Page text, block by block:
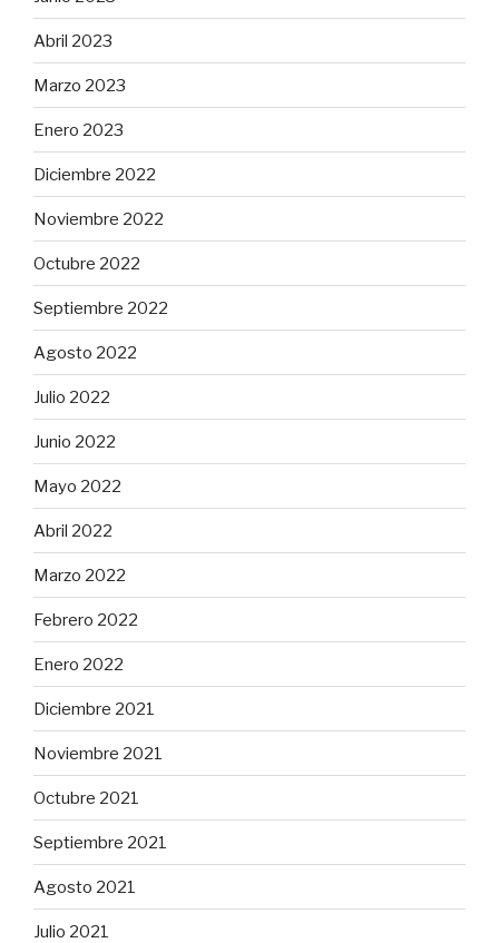
Abril 2023
Marzo 2023
Enero 2023
Diciembre 2022
Noviembre 2022
Octubre 2022
Septiembre 2022
Agosto 2022
Julio 2022
Junio 2022
Mayo 2022
Abril 2022
Marzo 2022
Febrero 2022
Enero 2022
Diciembre 2021
Noviembre 2021
Octubre 2021
Septiembre 2021
Agosto 2021
Julio 2021